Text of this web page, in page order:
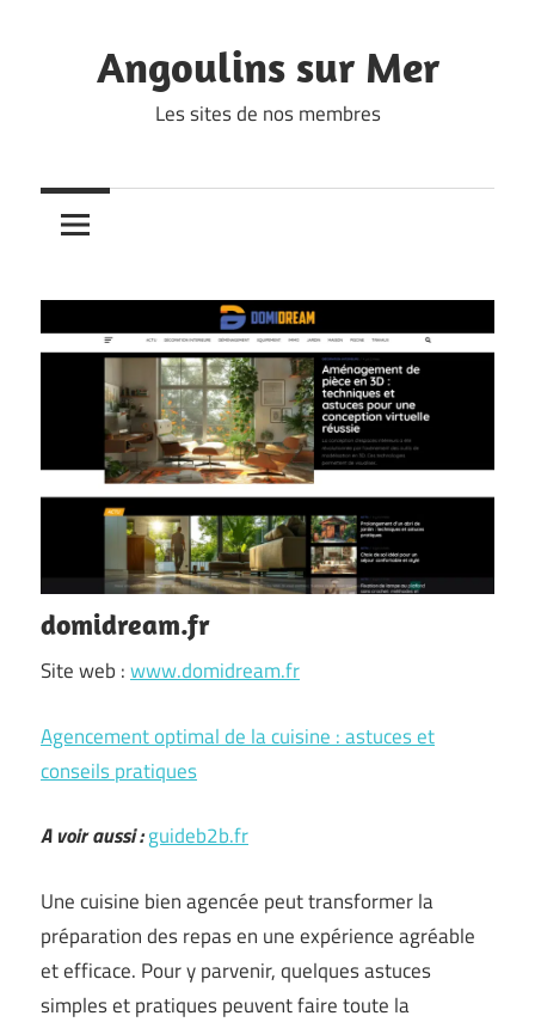
contentAngoulins sur Mer
Les sites de nos membres
domidream.fr
Site web :www.domidream.fr
Agencement optimal de la cuisine : astuces et
conseils pratiques
A voir aussi :guideb2b.fr
Une cuisine bien agencée peut transformer la
préparation des repas en une expérience agréable
et efficace. Pour y parvenir, quelques astuces
simples et pratiques peuvent faire toute la